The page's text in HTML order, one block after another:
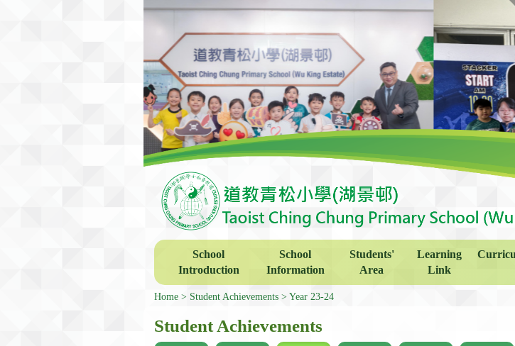
School
Introduction
School
Information
Students'
Area
Learning
Link
Home Student Achievements Year 23-24
Student Achievements